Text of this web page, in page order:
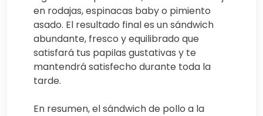
en rodajas, espinacas baby o pimiento
asado. El resultado final es un sándwich
abundante, fresco y equilibrado que
satisfará tus papilas gustativas y te
mantendrá satisfecho durante toda la
tarde.
En resumen, el sándwich de pollo a la